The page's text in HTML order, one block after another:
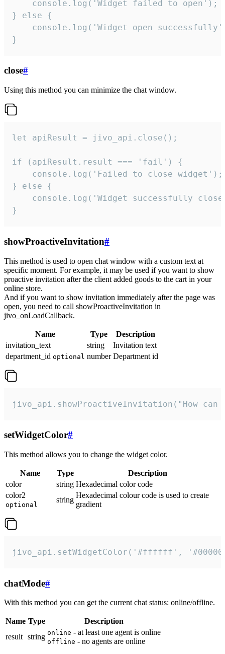
    console.log('Widget failed to open');
} else {
console.log('Widget open
}
close#
Using this method you can minimize the chat window.
let apiResult = jivo_api.close();
if (apiResult.result === 'fail') {
    console.log('Failed to close widget');
} else {
console.log('Widget successfully
}
showProactiveInvitation#
This method is used to open chat window with a custom text at
specific moment. For example, it may be used if you want to show
proactive invitation after the client added goods to the cart in your
online store.
And if you want to show invitation immediately after the page was
open, you need to call showProactiveInvitation in
jivo_onLoadCallback.
Name Type
Description
invitation_text
string
Invitation text
department_id optional number Department id
jivo_api.showProactiveInvitation("How
setWidgetColor#
This method allows you to change the widget color.
Name Type
Description
color
string Hexadecimal color code
color2
optional
string
Hexadecimal colour code is used to create
gradient
jivo_api.setWidgetColor('#ffffff',
chatMode#
With this method you can get the current chat status: online/offline.
Name Type
Description
result string online - at least one agent is online
offline - no agents are online